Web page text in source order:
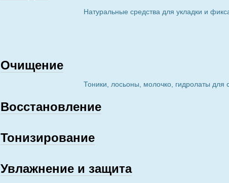
Натуральные средства для укладки и
Очищение
Тоники, лосьоны, молочко, гидролаты для
Восстановление
Тонизирование
Увлажнение и защита